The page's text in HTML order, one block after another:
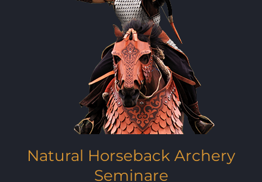
Natural Horseback Archery
Seminare